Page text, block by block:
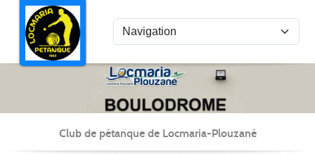
Club de pétanque de Locmaria-Plouzané
Panneau de gestion des cookies